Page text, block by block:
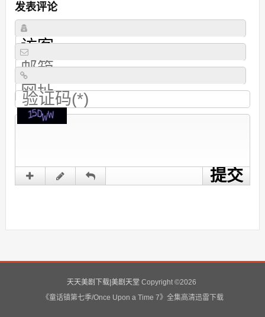
发表评论
天天美剧下载|美剧天堂 Copyright ©2026
《童话镇第七季/Once Upon a Time 7》全集高清迅雷下载